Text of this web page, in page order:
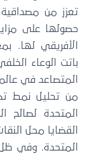
تعزز من
حصولها على
الأفريقي لها.
باتت الوعاء
المتصاعد في
من تحليل نمط
المتحدة
القضايا محل
المتحدة. وفي ظل